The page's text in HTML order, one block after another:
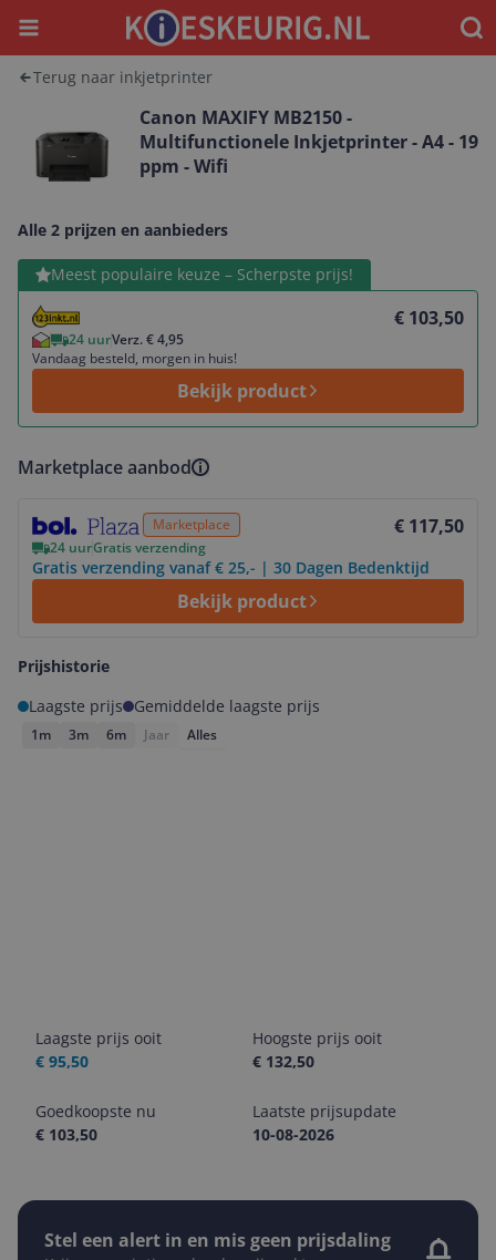
Menu
Terug naar inkjetprinter
Canon MAXIFY MB2150 -
Multifunctionele Inkjetprinter - A4 - 19
ppm - Wifi
Alle 2 prijzen en aanbieders
Meest populaire keuze – Scherpste prijs!
€ 103,50
24 uurVerz. € 4,95
Vandaag besteld, morgen in huis!
Bekijk product
Bekijk product
Marketplace aanbod
Marketplace € 117,50
24 uurGratis verzending
Gratis verzending vanaf € 25,- | 30 Dagen Bedenktijd
Bekijk product
Prijshistorie
Laagste prijs
Gemiddelde laagste prijs
1m 3m 6m Jaar Alles
Laagste prijs ooit
€ 95,50
Hoogste prijs ooit
€ 132,50
Goedkoopste nu
€ 103,50
Laatste prijsupdate
10-08-2026
Stel een alert in en mis geen prijsdaling